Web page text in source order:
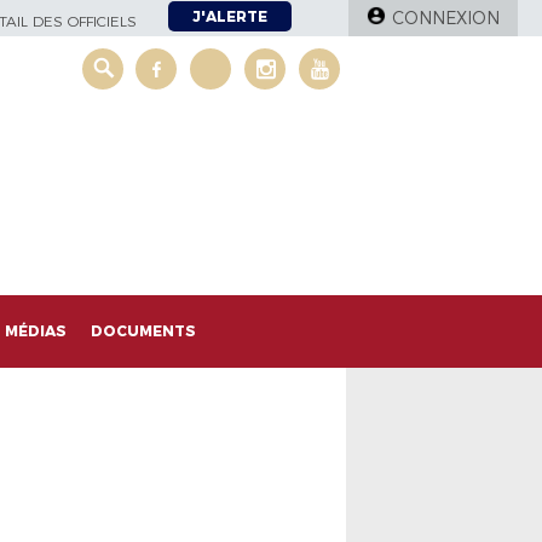
DES OFFICIELS J'ALERTE CONNEXION
MÉDIAS DOCUMENTS